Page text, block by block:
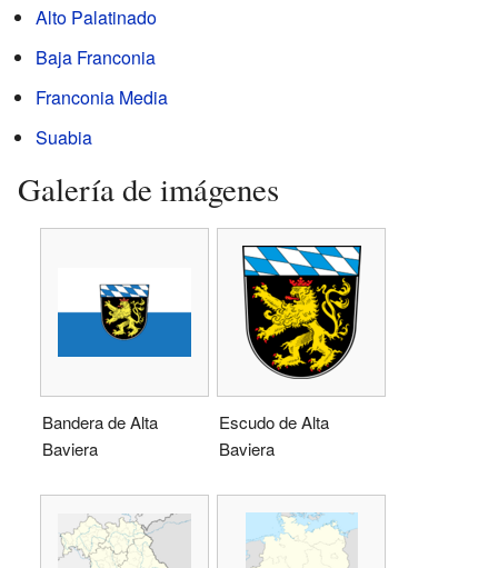
Alto Palatinado
Baja Franconia
Franconia Media
Suabia
Galería de imágenes
Bandera de Alta
Baviera
Escudo de Alta
Baviera